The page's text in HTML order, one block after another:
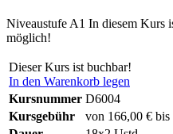
Niveaustufe A1 In diesem Kurs
möglich!
Dieser Kurs ist buchbar!
In den Warenkorb legen
Kursnummer D6004
Kursgebühr
von 166,00 € bis